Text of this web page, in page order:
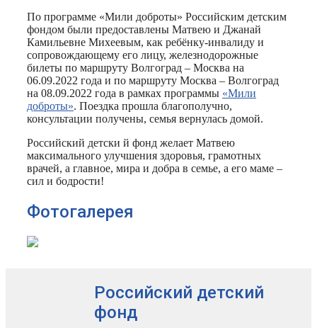
По программе «Мили доброты» Российским детским
фондом были предоставлены Матвею и Джанай
Камильевне Михеевым, как ребёнку-инвалиду и
сопровождающему его лицу, железнодорожные
билеты по маршруту Волгоград – Москва на
06.09.2022 года и по маршруту Москва – Волгоград
на 08.09.2022 года в рамках программы «Мили
доброты». Поездка прошла благополучно,
консультации получены, семья вернулась домой.
Российский детски й фонд желает Матвею
максимального улучшения здоровья, грамотных
врачей, а главное, мира и добра в семье, а его маме –
сил и бодрости!
Фотогалерея
Российский детский
фонд